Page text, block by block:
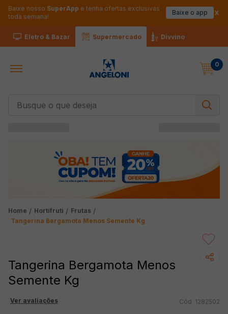
Baixe nosso SuperApp e tenha ofertas exclusivas
toda semana!
Baixe o app
Eletro & Bazar Supermercado Divvino
0
Hortifruti
Frutas
Tangerina Bergamota Menos Semente Kg
Tangerina Bergamota Menos
Semente Kg
Ver avaliações 1282502